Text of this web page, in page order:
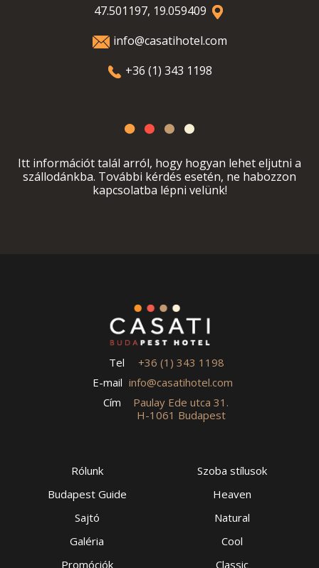
47.501197, 19.059409
info@casatihotel.com
+36 (1) 343 1198
Itt információt talál arról, hogy hogyan lehet eljutni a
szállodánkba. További kérdés esetén, ne habozzon
kapcsolatba lépni velünk!
Tel
+36 (1) 343 1198
E-mail info@casatihotel.com
Cím
Paulay Ede utca 31.
H-1061 Budapest
Rólunk
Budapest Guide
Sajtó
Galéria
Promóciók
Szoba stílusok
Heaven
Natural
Cool
Classic